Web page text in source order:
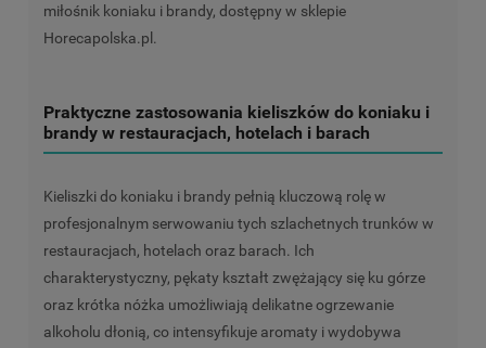
miłośnik koniaku i brandy, dostępny w sklepie
Horecapolska.pl.
Praktyczne zastosowania kieliszków do koniaku i
brandy w restauracjach, hotelach i barach
Kieliszki do koniaku i brandy pełnią kluczową rolę w
profesjonalnym serwowaniu tych szlachetnych trunków w
restauracjach, hotelach oraz barach. Ich
charakterystyczny, pękaty kształt zwężający się ku górze
oraz krótka nóżka umożliwiają delikatne ogrzewanie
alkoholu dłonią, co intensyfikuje aromaty i wydobywa